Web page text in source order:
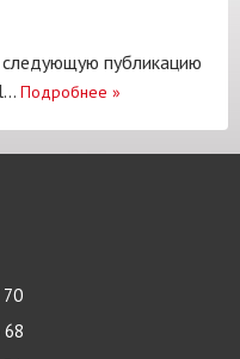
публикацию
Подробнее »
70
68